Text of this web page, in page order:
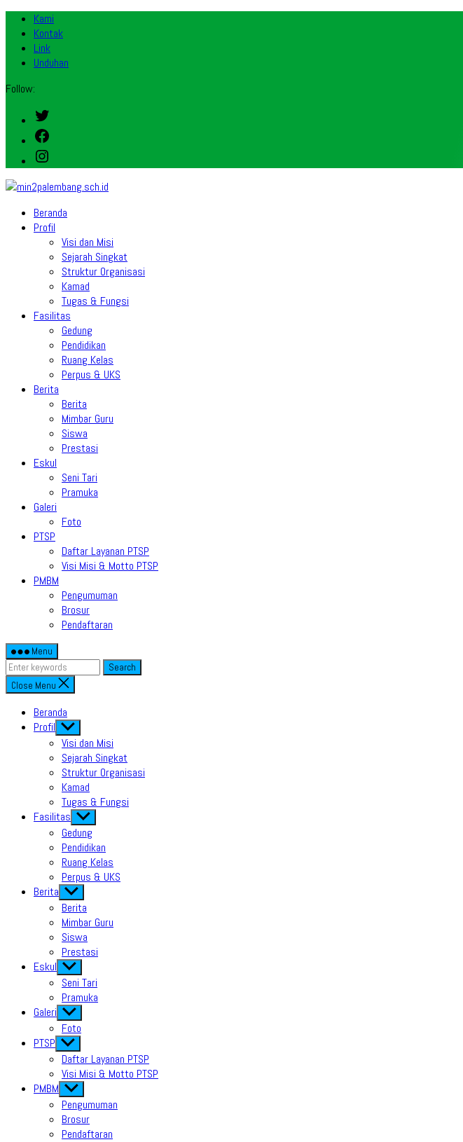
Kami
Kontak
Link
Unduhan
Follow:
Twitter
Facebook
Instagram
Beranda
Profil
Visi dan Misi
Sejarah Singkat
Struktur Organisasi
Kamad
Tugas & Fungsi
Fasilitas
Gedung
Pendidikan
Ruang Kelas
Perpus & UKS
Berita
Berita
Mimbar Guru
Siswa
Prestasi
Eskul
Seni Tari
Pramuka
Galeri
Foto
PTSP
Daftar Layanan PTSP
Visi Misi & Motto PTSP
PMBM
Pengumuman
Brosur
Pendaftaran
Menu
Search
Close Menu
Beranda
Profil Show
sub
menu
Visi dan Misi
Sejarah Singkat
Struktur Organisasi
Kamad
Tugas & Fungsi
Fasilitas Show
sub
menu
Gedung
Pendidikan
Ruang Kelas
Perpus & UKS
Berita Show
sub
menu
Berita
Mimbar Guru
Siswa
Prestasi
Eskul Show
sub
menu
Seni Tari
Pramuka
Galeri Show
sub
menu
Foto
PTSP Show
sub
menu
Daftar Layanan PTSP
Visi Misi & Motto PTSP
PMBM Show
sub
menu
Pengumuman
Brosur
Pendaftaran